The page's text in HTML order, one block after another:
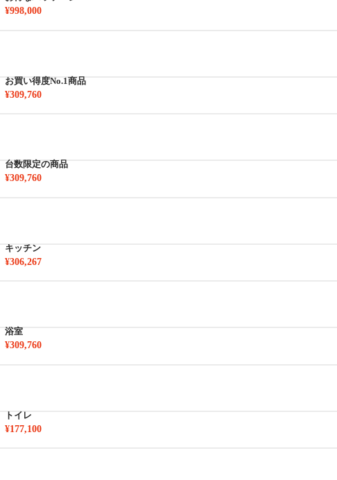
¥998,000
お買い得度No.1商品
¥309,760
台数限定の商品
¥309,760
キッチン
¥306,267
浴室
¥309,760
トイレ
¥177,100